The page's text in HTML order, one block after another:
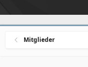
Mitglieder